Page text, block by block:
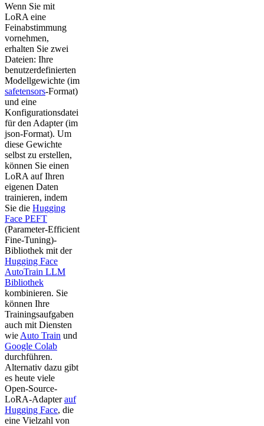
Wenn Sie mit
LoRA eine
Feinabstimmung
vornehmen,
erhalten Sie zwei
Dateien: Ihre
benutzerdefinierten
Modellgewichte (im
safetensors-Format)
und eine
Konfigurationsdatei
für den Adapter (im
json-Format). Um
diese Gewichte
selbst zu erstellen,
können Sie einen
LoRA auf Ihren
eigenen Daten
trainieren, indem
Sie die Hugging
Face PEFT
(Parameter-Efficient
Fine-Tuning)-
Bibliothek mit der
Hugging Face
AutoTrain LLM
Bibliothek
kombinieren. Sie
können Ihre
Trainingsaufgaben
auch mit Diensten
wie Auto Train und
Google Colab
durchführen.
Alternativ dazu gibt
es heute viele
Open-Source-
LoRA-Adapterauf
Hugging Face, die
eine Vielzahl von